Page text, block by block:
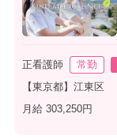
正看護師 常勤
【東京都】江東区
月給 303,250円